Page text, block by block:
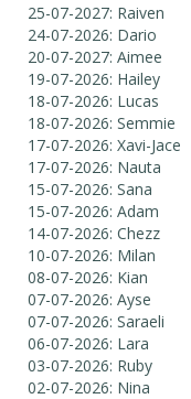
25-07-2027: Raiven
24-07-2026: Dario
20-07-2027: Aimee
19-07-2026: Hailey
18-07-2026: Lucas
18-07-2026: Semmie
17-07-2026: Xavi-Jace
17-07-2026: Nauta
15-07-2026: Sana
15-07-2026: Adam
14-07-2026: Chezz
10-07-2026: Milan
08-07-2026: Kian
07-07-2026: Ayse
07-07-2026: Saraeli
06-07-2026: Lara
03-07-2026: Ruby
02-07-2026: Nina